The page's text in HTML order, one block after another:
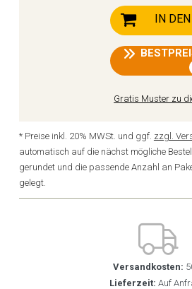
IN
Gratis Muster zu
* Preise inkl. 20% MWSt. und ggf. zzgl.
automatisch auf die nächst mögliche
gerundet und die passende Anzahl an
gelegt.
Versandkosten:
Lieferzeit: Auf